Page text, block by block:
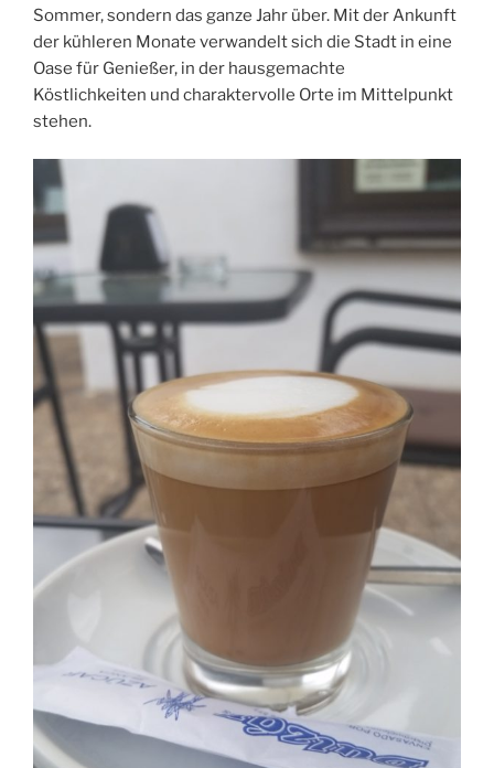
Sommer, sondern das ganze Jahr über. Mit der Ankunft
der kühleren Monate verwandelt sich die Stadt in eine
Oase für Genießer, in der hausgemachte
Köstlichkeiten und charaktervolle Orte im Mittelpunkt
stehen.